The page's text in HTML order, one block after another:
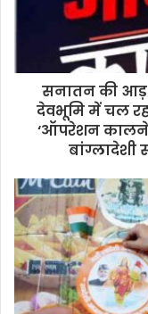
सनातन की आड़
देवभूमि में चल
‘ऑपरेशन
बांग्लादेशी